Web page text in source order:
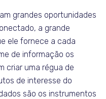
grandes oportunidades
a grande
ele fornece a cada
de informação os
criar uma régua de
de interesse do
são os instrumentos